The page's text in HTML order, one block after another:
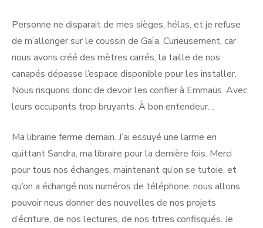
Personne ne disparait de mes sièges, hélas, et je refuse
de m’allonger sur le coussin de Gaïa. Curieusement, car
nous avons créé des mètres carrés, la taille de nos
canapés dépasse l’espace disponible pour les installer.
Nous risquons donc de devoir les confier à Emmaüs. Avec
leurs occupants trop bruyants. À bon entendeur…
Ma librairie ferme demain. J’ai essuyé une larme en
quittant Sandra, ma libraire pour la dernière fois. Merci
pour tous nos échanges, maintenant qu’on se tutoie, et
qu’on a échangé nos numéros de téléphone, nous allons
pouvoir nous donner des nouvelles de nos projets
d’écriture, de nos lectures, de nos titres confisqués. Je